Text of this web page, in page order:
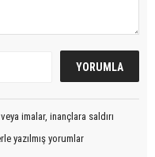
imalar, inançlara saldırı
yazılmış yorumlar